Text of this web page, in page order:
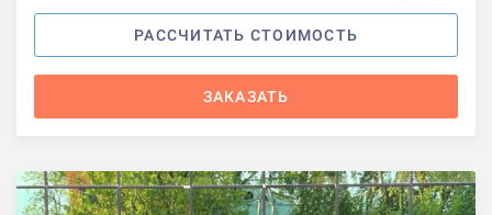
РАССЧИТАТЬ СТОИМОСТЬ
ЗАКАЗАТЬ